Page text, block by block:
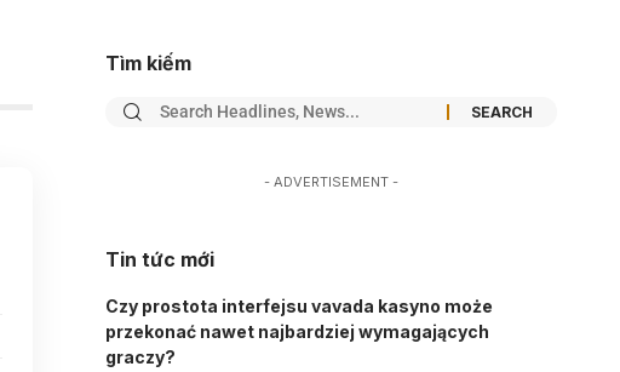
Tìm kiếm
- ADVERTISEMENT -
Tin tức mới
Czy prostota interfejsu vavada kasyno może
przekonać nawet najbardziej wymagających
graczy?